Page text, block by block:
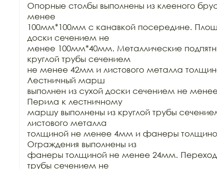
Опорные столбы выполнены из клееного
менее
100мм*100мм с канавкой посередине.
доски сечением не
менее 100мм*40мм. Металлические
круглой трубы сечением
не менее 42мм и листового металла
Лестничный марш
выполнен из сухой доски сечением не
Перила к лестничному
маршу выполнены из круглой трубы
листового металла
толщиной не менее 4мм и фанеры
Ограждения выполнены из
фанеры толщиной не менее 24мм. Переход
трубы сечением не